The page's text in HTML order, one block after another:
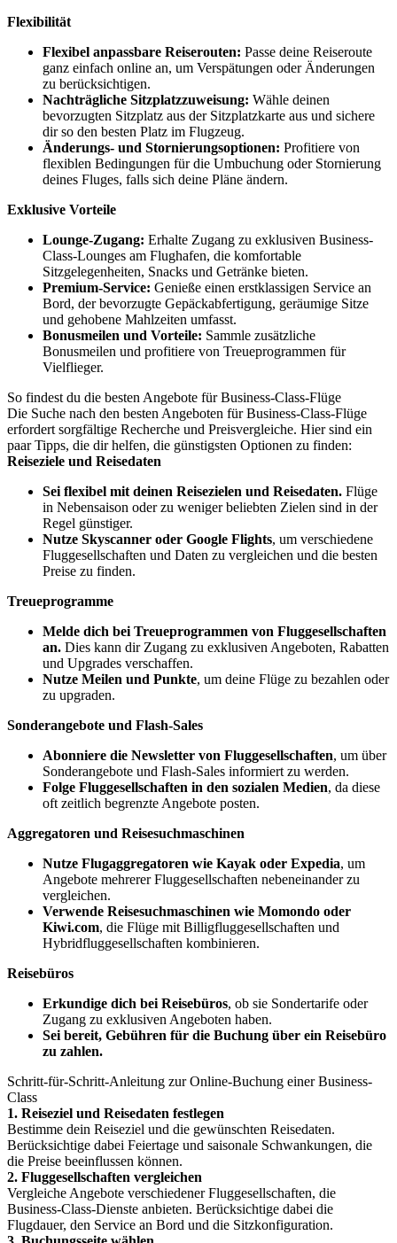
Flexibilität
Flexibel anpassbare Reiserouten: Passe deine Reiseroute
ganz einfach online an, um Verspätungen oder Änderungen
zu berücksichtigen.
Nachträgliche Sitzplatzzuweisung: Wähle deinen
bevorzugten Sitzplatz aus der Sitzplatzkarte aus und sichere
dir so den besten Platz im Flugzeug.
Änderungs- und Stornierungsoptionen: Profitiere von
flexiblen Bedingungen für die Umbuchung oder Stornierung
deines Fluges, falls sich deine Pläne ändern.
Exklusive Vorteile
Lounge-Zugang: Erhalte Zugang zu exklusiven Business-
Class-Lounges am Flughafen, die komfortable
Sitzgelegenheiten, Snacks und Getränke bieten.
Premium-Service: Genieße einen erstklassigen Service an
Bord, der bevorzugte Gepäckabfertigung, geräumige Sitze
und gehobene Mahlzeiten umfasst.
Bonusmeilen und Vorteile: Sammle zusätzliche
Bonusmeilen und profitiere von Treueprogrammen für
Vielflieger.
So findest du die besten Angebote für Business-Class-Flüge
Die Suche nach den besten Angeboten für Business-Class-Flüge
erfordert sorgfältige Recherche und Preisvergleiche. Hier sind ein
paar Tipps, die dir helfen, die günstigsten Optionen zu finden:
Reiseziele und Reisedaten
Sei flexibel mit deinen Reisezielen und Reisedaten. Flüge
in Nebensaison oder zu weniger beliebten Zielen sind in der
Regel günstiger.
Nutze Skyscanner oder Google Flights, um verschiedene
Fluggesellschaften und Daten zu vergleichen und die besten
Preise zu finden.
Treueprogramme
Melde dich bei Treueprogrammen von Fluggesellschaften
an. Dies kann dir Zugang zu exklusiven Angeboten, Rabatten
und Upgrades verschaffen.
Nutze Meilen und Punkte, um deine Flüge zu bezahlen oder
zu upgraden.
Sonderangebote und Flash-Sales
Abonniere die Newsletter von Fluggesellschaften, um über
Sonderangebote und Flash-Sales informiert zu werden.
Folge Fluggesellschaften in den sozialen Medien, da diese
oft zeitlich begrenzte Angebote posten.
Aggregatoren und Reisesuchmaschinen
Nutze Flugaggregatoren wie Kayak oder Expedia, um
Angebote mehrerer Fluggesellschaften nebeneinander zu
vergleichen.
Verwende Reisesuchmaschinen wie Momondo oder
Kiwi.com, die Flüge mit Billigfluggesellschaften und
Hybridfluggesellschaften kombinieren.
Reisebüros
Erkundige dich bei Reisebüros, ob sie Sondertarife oder
Zugang zu exklusiven Angeboten haben.
Sei bereit, Gebühren für die Buchung über ein Reisebüro
zu zahlen.
Schritt-für-Schritt-Anleitung zur Online-Buchung einer Business-
Class
1. Reiseziel und Reisedaten festlegen
Bestimme dein Reiseziel und die gewünschten Reisedaten.
Berücksichtige dabei Feiertage und saisonale Schwankungen, die
die Preise beeinflussen können.
2. Fluggesellschaften vergleichen
Vergleiche Angebote verschiedener Fluggesellschaften, die
Business-Class-Dienste anbieten. Berücksichtige dabei die
Flugdauer, den Service an Bord und die Sitzkonfiguration.